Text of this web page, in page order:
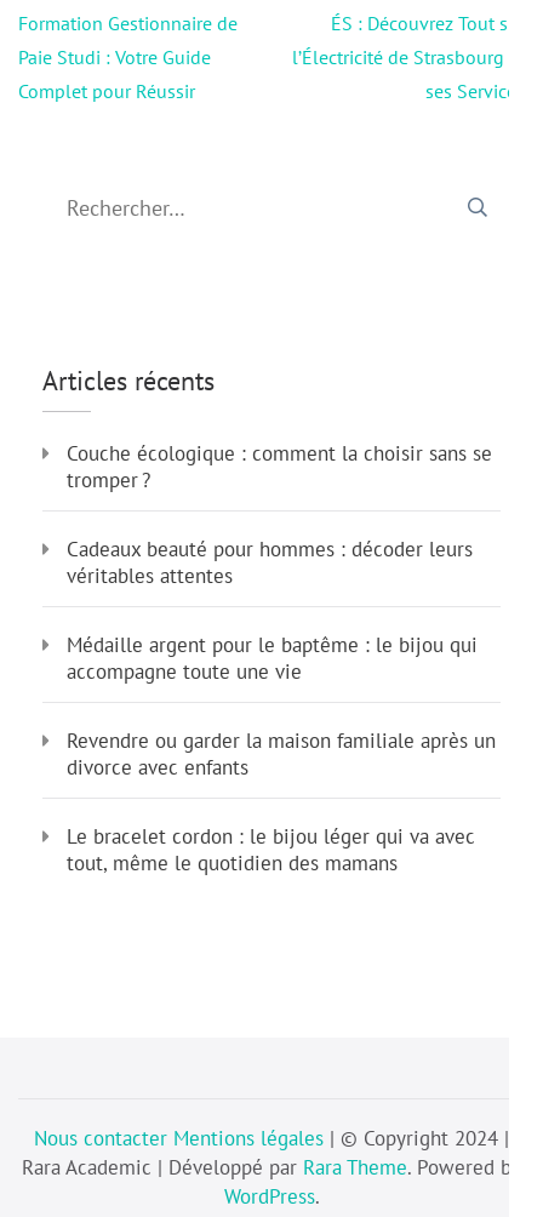
Navigation
de
l’article
Formation Gestionnaire de
Paie Studi : Votre Guide
Complet pour Réussir
ÉS : Découvrez Tout sur
l’Électricité de Strasbourg et
ses Services
Articles récents
Couche écologique : comment la choisir sans se
tromper ?
Cadeaux beauté pour hommes : décoder leurs
véritables attentes
Médaille argent pour le baptême : le bijou qui
accompagne toute une vie
Revendre ou garder la maison familiale après un
divorce avec enfants
Le bracelet cordon : le bijou léger qui va avec
tout, même le quotidien des mamans
Nous contacter Mentions légales | © Copyright 2024 |
Rara Academic | Développé par Rara Theme. Powered by
WordPress.